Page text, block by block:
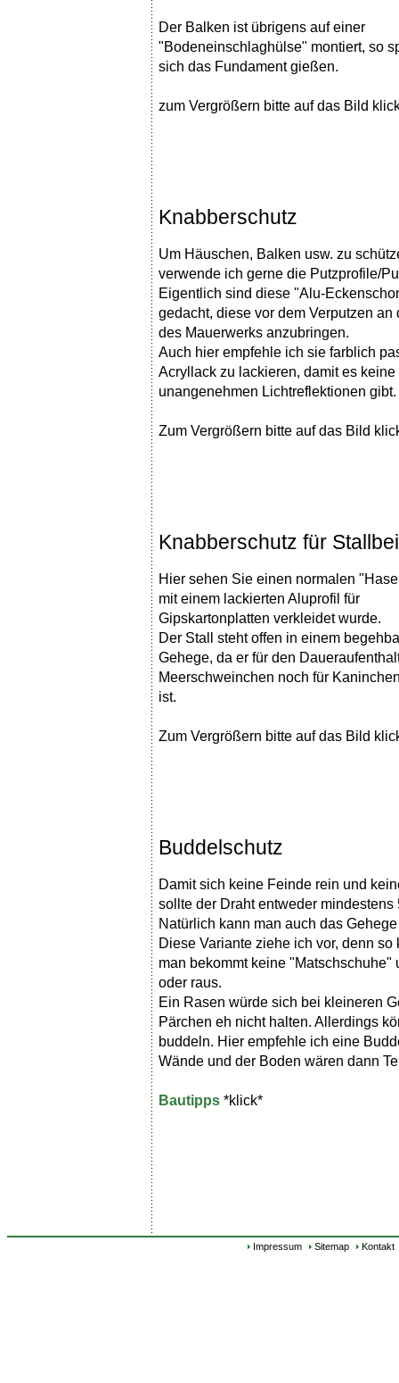
Der Balken ist übrigens auf einer
"Bodeneinschlaghülse" montiert, so
sich das Fundament gießen.
zum Vergrößern bitte auf das Bild
Knabberschutz
Um Häuschen, Balken usw. zu
verwende ich gerne die Putzprofile/
Eigentlich sind diese "Alu-
gedacht, diese vor dem Verputzen an
des Mauerwerks anzubringen.
Auch hier empfehle ich sie farblich
Acryllack zu lackieren, damit es keine
unangenehmen Lichtreflektionen gibt.
Zum Vergrößern bitte auf das Bild
Knabberschutz für
Hier sehen Sie einen normalen
mit einem lackierten Aluprofil für
Gipskartonplatten verkleidet wurde.
Der Stall steht offen in einem
Gehege, da er für den
Meerschweinchen noch für
ist.
Zum Vergrößern bitte auf das Bild
Buddelschutz
Damit sich keine Feinde rein und
sollte der Draht entweder
Natürlich kann man auch das
Diese Variante ziehe ich vor, denn
man bekommt keine
oder raus.
Ein Rasen würde sich bei kleineren
Pärchen eh nicht halten. Allerdings
buddeln. Hier empfehle ich eine
Wände und der Boden wären dann
Bautipps *klick*
Impressum Sitemap Kontakt